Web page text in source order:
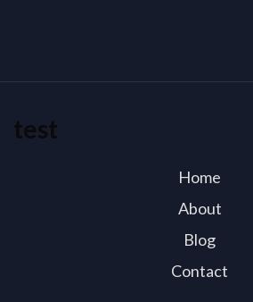
test
Home
About
Blog
Contact